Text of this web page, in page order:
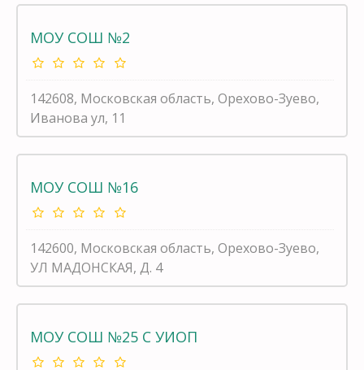
МОУ СОШ №2
142608, Московская область, Орехово-Зуево,
Иванова ул, 11
МОУ СОШ №16
142600, Московская область, Орехово-Зуево,
УЛ МАДОНСКАЯ, Д. 4
МОУ СОШ №25 С УИОП